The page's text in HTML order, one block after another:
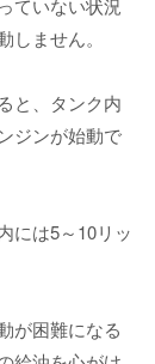
ていない状況
ません。
と、タンク内
ジンが始動で
には5～10リッ
が困難になる